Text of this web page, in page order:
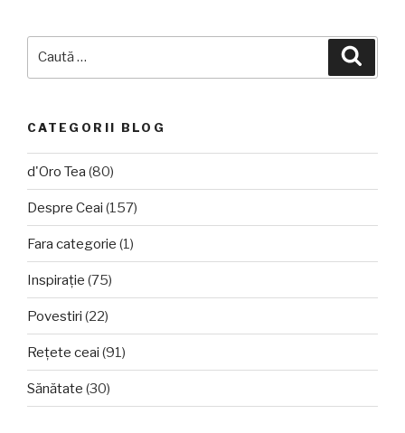
sticlă”
CATEGORII BLOG
d'Oro Tea (80)
Despre Ceai (157)
Fara categorie (1)
Inspirație (75)
Povestiri (22)
Rețete ceai (91)
Sănătate (30)